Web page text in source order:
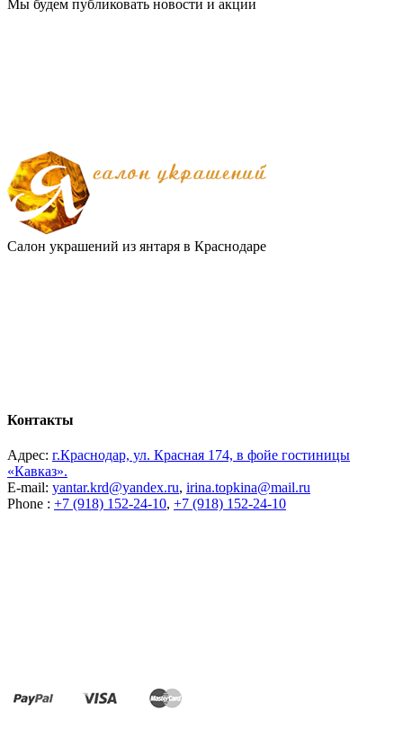
Мы будем публиковать новости и акции
Салон украшений из янтаря в Краснодаре
Контакты
Адрес: г.Краснодар, ул. Красная 174, в фойе гостиницы
«Кавказ».
E-mail: yantar.krd@yandex.ru, irina.topkina@mail.ru
Phone : +7 (918) 152-24-10, +7 (918) 152-24-10